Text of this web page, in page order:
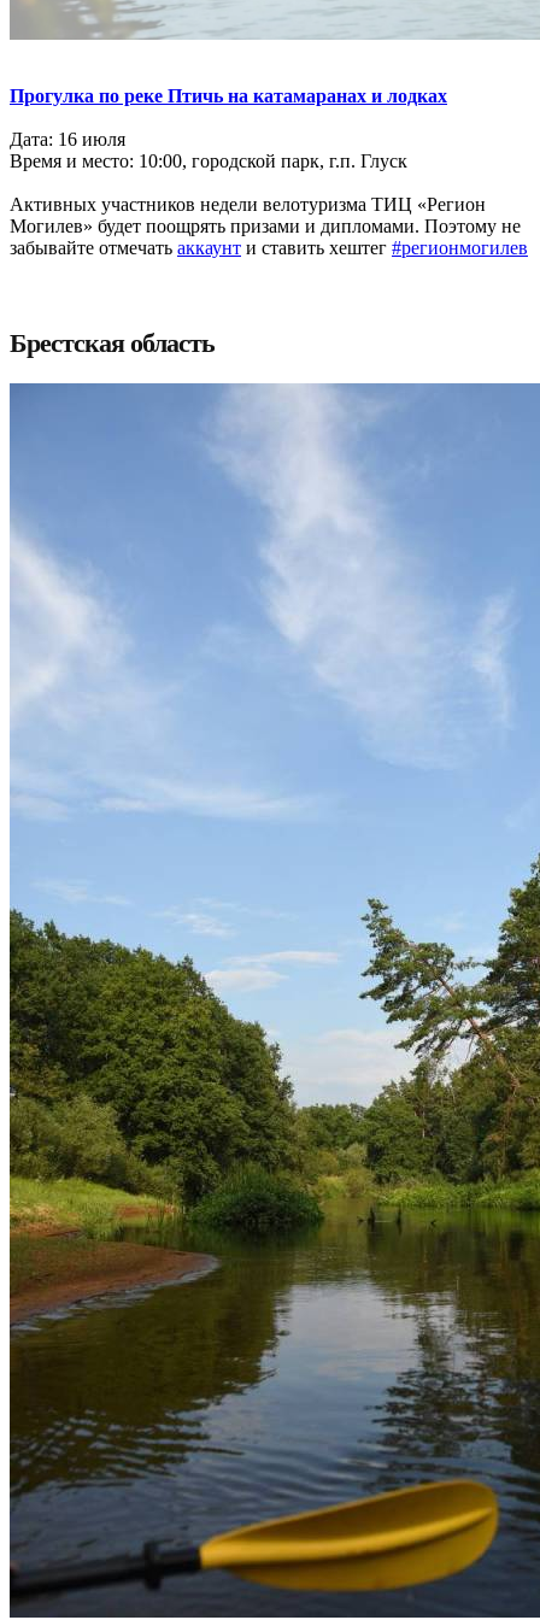
Прогулка по реке Птичь на катамаранах и лодках
Дата: 16 июля
Время и место: 10:00, городской парк, г.п. Глуск
Активных участников недели велотуризма ТИЦ «Регион
Могилев» будет поощрять призами и дипломами. Поэтому не
забывайте отмечать аккаунт и ставить хештег #регионмогилев
Брестская область